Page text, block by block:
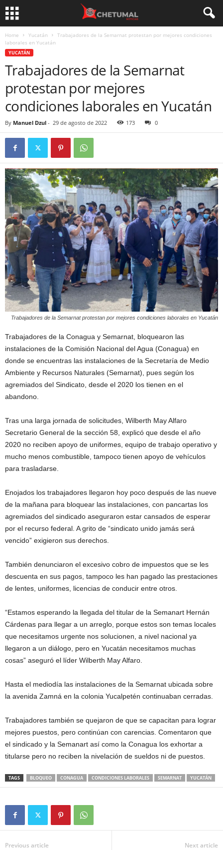
Home Yucatán
Trabajadores de la Semarnat protestan por mejores condiciones
laborales en Yucatán
YUCATÁN
Trabajadores de la Semarnat
protestan por mejores
condiciones laborales en Yucatán
By Manuel Dzul - 29 de agosto de 2022 173 0
Trabajadores de la Semarnat protestan por mejores condiciones laborales en Yucatán
Trabajadores de la Conagua y Semarnat, bloquearon las
instalaciones de la Comisión Nacional del Agua (Conagua) en
donde se encuentras las instalaciones de la Secretaría de Medio
Ambiente y Recursos Naturales (Semarnat), pues según los
agremiados del Sindicato, desde el 2020 los tienen en el
abandono.
Tras una larga jornada de solicitudes, Wilberth May Alfaro
Secretario General de la sección 58, explicó que desde el año
2020 no reciben apoyo de uniformes, equipo de trabajo operativo y
mucho menos combustible, tampoco tienen apoyo de vehículos
para trasladarse.
Enojados los trabajadores llegaron hoy poco después de las nueve
de la mañana para bloquear las instalaciones, con pancartas los
agremiados del sindicado aseguraron estar cansados de esperar
por el recurso federal. A grito de “sindicato unido jamás será
vencido” exigieron sus derechos.
También denunciaron el excesivo cobro de impuestos que se les
descuenta en sus pagos, tampoco les han pagado las prestaciones
de lentes, uniformes, licencias de conducir entre otros.
“Estamos esperando la llegada del titular de la Semanart Hernán
Cárdenas para llegar a un arreglo, porque estos son temas locales
que necesitamos urgente nos solucionen, a nivel nacional ya
llegaron a un diálogo, pero en Yucatán necesitamos muchas
cosas” aseguró el líder Wilberth May Alfaro.
Hasta el mediodía las instalaciones de la Semarnat ubicada sobre
la avenida Zamná en la colonia Yucalpetén continuaban cerradas.
Trabajadores también se quejaron de que se capacitan para lograr
mejores puestos, pero continúan con carencias. Comentaron que
el sindicado y la Semanart así como la Conagua los exhortar a
titularse pero no reciben la nivelación de sueldos ni de puestos.
TAGS BLOQUEO CONAGUA CONDICIONES LABORALES SEMARNAT YUCATÁN
Previous article Next article